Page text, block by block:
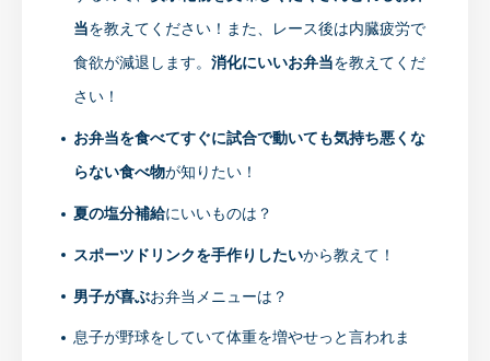
当を教えてください！また、レース後は内臓疲労で
食欲が減退します。消化にいいお弁当を教えてくだ
さい！
お弁当を食べてすぐに試合で動いても気持ち悪くな
らない食べ物が知りたい！
夏の塩分補給にいいものは？
スポーツドリンクを手作りしたいから教えて！
男子が喜ぶお弁当メニューは？
息子が野球をしていて体重を増やせっと言われま